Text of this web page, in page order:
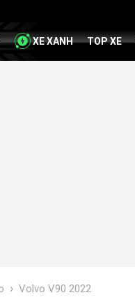
XE XANH TOP XE
› Volvo V90 2022